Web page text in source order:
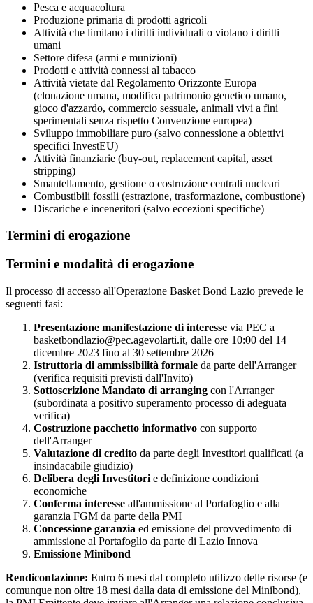
Pesca e acquacoltura
Produzione primaria di prodotti agricoli
Attività che limitano i diritti individuali o violano i diritti
umani
Settore difesa (armi e munizioni)
Prodotti e attività connessi al tabacco
Attività vietate dal Regolamento Orizzonte Europa
(clonazione umana, modifica patrimonio genetico umano,
gioco d'azzardo, commercio sessuale, animali vivi a fini
sperimentali senza rispetto Convenzione europea)
Sviluppo immobiliare puro (salvo connessione a obiettivi
specifici InvestEU)
Attività finanziarie (buy-out, replacement capital, asset
stripping)
Smantellamento, gestione o costruzione centrali nucleari
Combustibili fossili (estrazione, trasformazione, combustione)
Discariche e inceneritori (salvo eccezioni specifiche)
Termini di erogazione
Termini e modalità di erogazione
Il processo di accesso all'Operazione Basket Bond Lazio prevede le
seguenti fasi:
Presentazione manifestazione di interesse via PEC a
basketbondlazio@pec.agevolarti.it, dalle ore 10:00 del 14
dicembre 2023 fino al 30 settembre 2026
Istruttoria di ammissibilità formale da parte dell'Arranger
(verifica requisiti previsti dall'Invito)
Sottoscrizione Mandato di arranging con l'Arranger
(subordinata a positivo superamento processo di adeguata
verifica)
Costruzione pacchetto informativo con supporto
dell'Arranger
Valutazione di credito da parte degli Investitori qualificati (a
insindacabile giudizio)
Delibera degli Investitori e definizione condizioni
economiche
Conferma interesse all'ammissione al Portafoglio e alla
garanzia FGM da parte della PMI
Concessione garanzia ed emissione del provvedimento di
ammissione al Portafoglio da parte di Lazio Innova
Emissione Minibond
Rendicontazione: Entro 6 mesi dal completo utilizzo delle risorse (e
comunque non oltre 18 mesi dalla data di emissione del Minibond),